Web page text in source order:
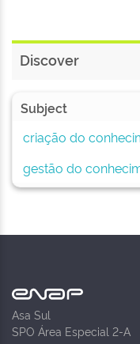
Discover
Subject
criação do
gestão do
Asa Sul
SPO Área Especial 2-A